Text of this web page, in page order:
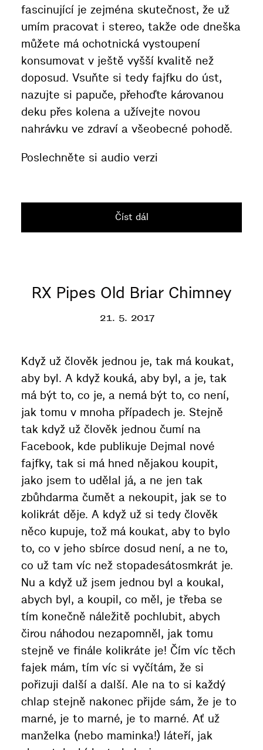
fascinující je zejména skutečnost, že už
umím pracovat i stereo, takže ode dneška
můžete má ochotnická vystoupení
konsumovat v ještě vyšší kvalitě než
doposud. Vsuňte si tedy fajfku do úst,
nazujte si papuče, přehoďte károvanou
deku přes kolena a užívejte novou
nahrávku ve zdraví a všeobecné pohodě.
Poslechněte si audio verzi
Číst dál
RX Pipes Old Briar Chimney
21. 5. 2017
Když už člověk jednou je, tak má koukat,
aby byl. A když kouká, aby byl, a je, tak
má být to, co je, a nemá být to, co není,
jak tomu v mnoha případech je. Stejně
tak když už člověk jednou čumí na
Facebook, kde publikuje Dejmal nové
fajfky, tak si má hned nějakou koupit,
jako jsem to udělal já, a ne jen tak
zbůhdarma čumět a nekoupit, jak se to
kolikrát děje. A když už si tedy člověk
něco kupuje, tož má koukat, aby to bylo
to, co v jeho sbírce dosud není, a ne to,
co už tam víc než stopadesátosmkrát je.
Nu a když už jsem jednou byl a koukal,
abych byl, a koupil, co měl, je třeba se
tím konečně náležitě pochlubit, abych
čirou náhodou nezapomněl, jak tomu
stejně ve finále kolikráte je! Čím víc těch
fajek mám, tím víc si vyčítám, že si
pořizuji další a další. Ale na to si každý
chlap stejně nakonec přijde sám, že je to
marné, je to marné, je to marné. Ať už
manželka (nebo maminka!) láteří, jak